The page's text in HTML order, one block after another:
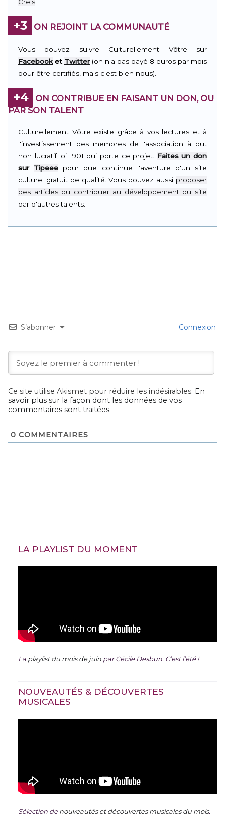
+3 ON REJOINT LA COMMUNAUTÉ
Vous pouvez suivre Culturellement Vôtre sur
Facebooket Twitter(on n'a pas payé 8 euros par mois
pour être certifiés, mais c'est bien nous).
+4
ON CONTRIBUE EN FAISANT UN DON, OU
PAR SON TALENT
Culturellement Vôtre existe grâce à vos lectures et à
l'investissement des membres de l'association à but
non lucratif loi 1901 qui porte ce projet. Faites un don
sur Tipeee pour que continue l'aventure d'un site
culturel gratuit de qualité. Vous pouvez aussi proposer
des articles ou contribuer au développement du site
par d'autres talents.
S’abonner Connexion
Ce site utilise Akismet pour réduire les indésirables. En
savoir plus sur la façon dont les données de vos
commentaires sont traitées.
0 COMMENTAIRES
LA PLAYLIST DU MOMENT
La playlist du mois de juin par Cécile Desbun. C’est l’été !
NOUVEAUTÉS & DÉCOUVERTES
MUSICALES
Sélection denouveautés et découvertes musicales du mois.